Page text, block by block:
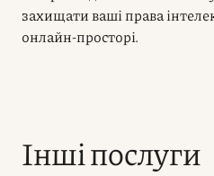
захищати ваші права
онлайн-просторі.
Інші послуги